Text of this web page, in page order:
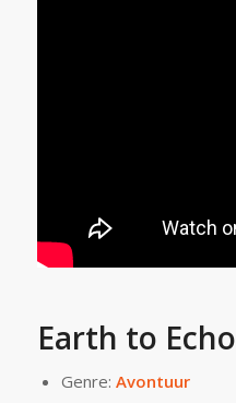
Earth to Echo
Genre: Avontuur